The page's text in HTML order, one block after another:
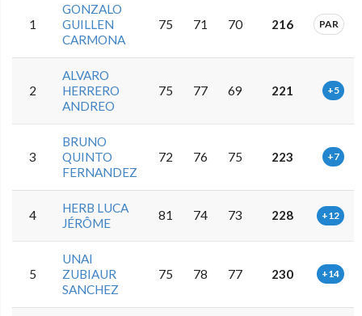
1
GONZALO
GUILLEN
CARMONA
75 71 70 216 PAR
2
ALVARO
HERRERO
ANDREO
75 77 69 221 +5
3
BRUNO
QUINTO
FERNANDEZ
72 76 75 223 +7
4
HERB LUCA
JÉRÔME
81 74 73 228 +12
5
UNAI
ZUBIAUR
SANCHEZ
75 78 77 230 +14